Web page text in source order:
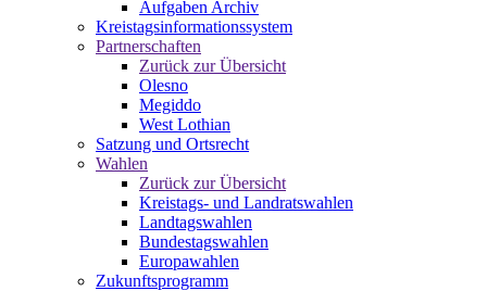
Aufgaben Archiv
Kreistagsinformationssystem
Partnerschaften
Zurück zur Übersicht
Olesno
Megiddo
West Lothian
Satzung und Ortsrecht
Wahlen
Zurück zur Übersicht
Kreistags- und Landratswahlen
Landtagswahlen
Bundestagswahlen
Europawahlen
Zukunftsprogramm